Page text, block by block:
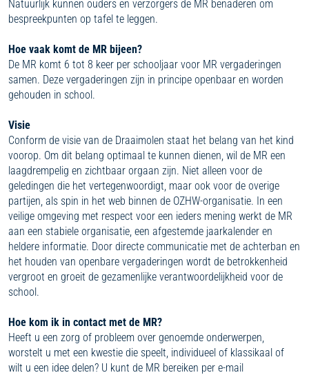
Natuurlijk kunnen ouders en verzorgers de MR benaderen om
bespreekpunten op tafel te leggen.
Hoe vaak komt de MR bijeen?
De MR komt 6 tot 8 keer per schooljaar voor MR vergaderingen
samen. Deze vergaderingen zijn in principe openbaar en worden
gehouden in school.
Visie
Conform de visie van de Draaimolen staat het belang van het kind
voorop. Om dit belang optimaal te kunnen dienen, wil de MR een
laagdrempelig en zichtbaar orgaan zijn. Niet alleen voor de
geledingen die het vertegenwoordigt, maar ook voor de overige
partijen, als spin in het web binnen de OZHW-organisatie. In een
veilige omgeving met respect voor een ieders mening werkt de MR
aan een stabiele organisatie, een afgestemde jaarkalender en
heldere informatie. Door directe communicatie met de achterban en
het houden van openbare vergaderingen wordt de betrokkenheid
vergroot en groeit de gezamenlijke verantwoordelijkheid voor de
school.
Hoe kom ik in contact met de MR?
Heeft u een zorg of probleem over genoemde onderwerpen,
worstelt u met een kwestie die speelt, individueel of klassikaal of
wilt u een idee delen? U kunt de MR bereiken per e-mail